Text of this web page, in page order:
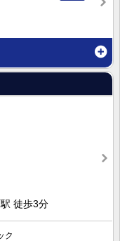
徒歩3分
ク